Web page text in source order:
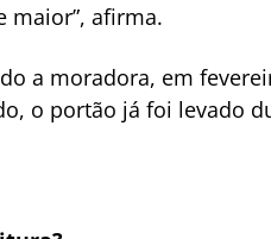
maior”, afirma.
a moradora, em
o portão já foi levado